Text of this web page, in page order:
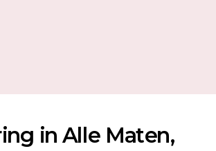
in Alle Maten,